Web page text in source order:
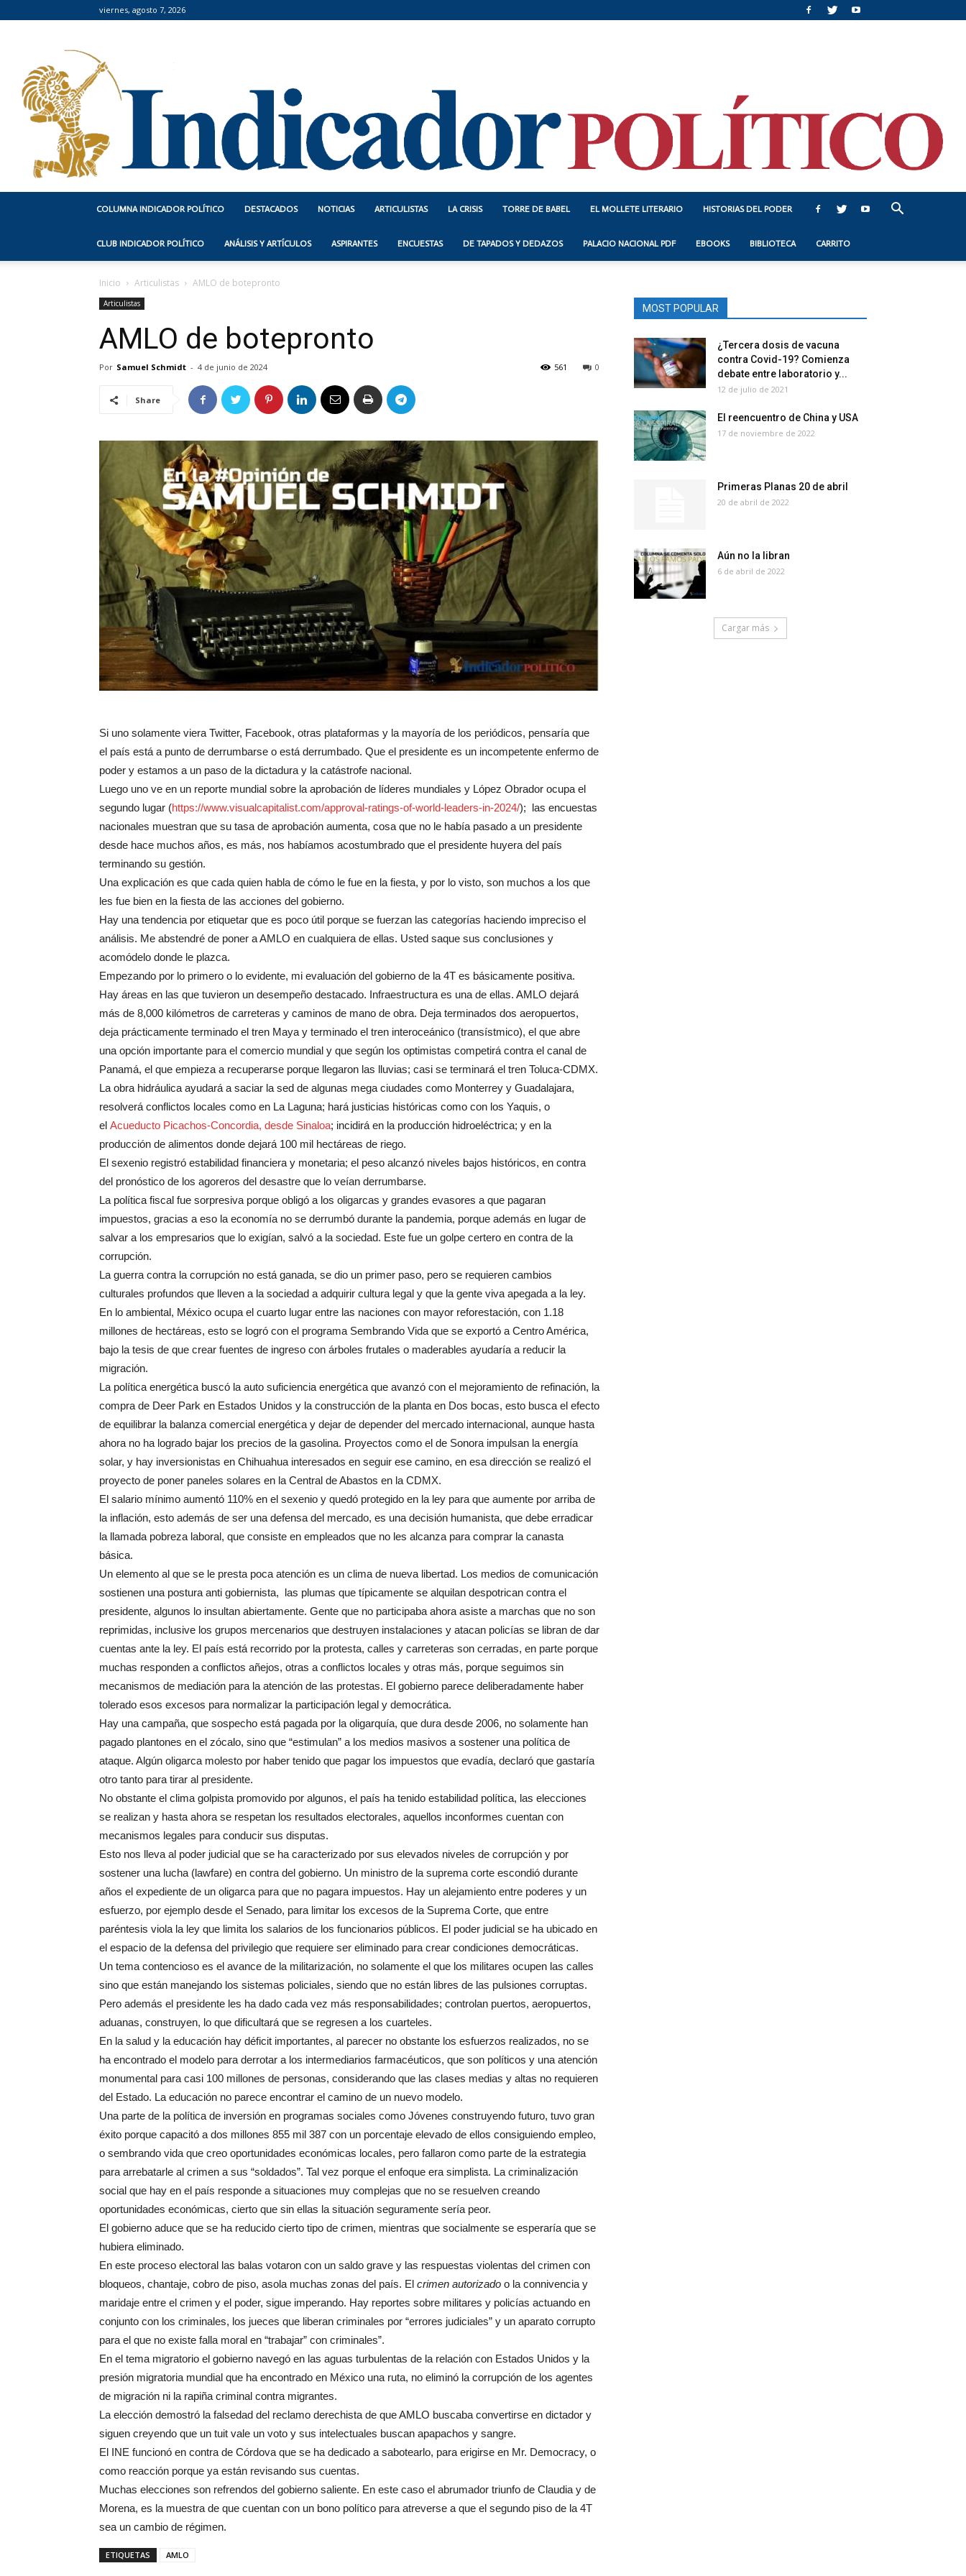
viernes, agosto 7, 2026
Indicador
COLUMNA INDICADOR POLÍTICO DESTACADOS NOTICIAS ARTICULISTAS LA CRISIS TORRE DE BABEL EL MOLLETE LITERARIO HISTORIAS DEL PODER
CLUB INDICADOR POLÍTICO ANÁLISIS Y ARTÍCULOS ASPIRANTES ENCUESTAS DE TAPADOS Y DEDAZOS PALACIO NACIONAL PDF EBOOKS BIBLIOTECA CARRITO
Inicio Articulistas AMLO de botepronto
Articulistas
AMLO de botepronto
Por Samuel Schmidt - 4 de junio de 2024 0
561
Share
Si uno solamente viera Twitter, Facebook, otras plataformas y la mayoría de los periódicos, pensaría que
el país está a punto de derrumbarse o está derrumbado. Que el presidente es un incompetente enfermo de
poder y estamos a un paso de la dictadura y la catástrofe nacional.
Luego uno ve en un reporte mundial sobre la aprobación de líderes mundiales y López Obrador ocupa el
segundo lugar (https://www.visualcapitalist.com/approval-ratings-of-world-leaders-in-2024/); las encuestas
nacionales muestran que su tasa de aprobación aumenta, cosa que no le había pasado a un presidente
desde hace muchos años, es más, nos habíamos acostumbrado que el presidente huyera del país
terminando su gestión.
Una explicación es que cada quien habla de cómo le fue en la fiesta, y por lo visto, son muchos a los que
les fue bien en la fiesta de las acciones del gobierno.
Hay una tendencia por etiquetar que es poco útil porque se fuerzan las categorías haciendo impreciso el
análisis. Me abstendré de poner a AMLO en cualquiera de ellas. Usted saque sus conclusiones y
acomódelo donde le plazca.
Empezando por lo primero o lo evidente, mi evaluación del gobierno de la 4T es básicamente positiva.
Hay áreas en las que tuvieron un desempeño destacado. Infraestructura es una de ellas. AMLO dejará
más de 8,000 kilómetros de carreteras y caminos de mano de obra. Deja terminados dos aeropuertos,
deja prácticamente terminado el tren Maya y terminado el tren interoceánico (transístmico), el que abre
una opción importante para el comercio mundial y que según los optimistas competirá contra el canal de
Panamá, el que empieza a recuperarse porque llegaron las lluvias; casi se terminará el tren Toluca-CDMX.
La obra hidráulica ayudará a saciar la sed de algunas mega ciudades como Monterrey y Guadalajara,
resolverá conflictos locales como en La Laguna; hará justicias históricas como con los Yaquis, o
el Acueducto Picachos-Concordia, desde Sinaloa; incidirá en la producción hidroeléctrica; y en la
producción de alimentos donde dejará 100 mil hectáreas de riego.
El sexenio registró estabilidad financiera y monetaria; el peso alcanzó niveles bajos históricos, en contra
del pronóstico de los agoreros del desastre que lo veían derrumbarse.
La política fiscal fue sorpresiva porque obligó a los oligarcas y grandes evasores a que pagaran
impuestos, gracias a eso la economía no se derrumbó durante la pandemia, porque además en lugar de
salvar a los empresarios que lo exigían, salvó a la sociedad. Este fue un golpe certero en contra de la
corrupción.
La guerra contra la corrupción no está ganada, se dio un primer paso, pero se requieren cambios
culturales profundos que lleven a la sociedad a adquirir cultura legal y que la gente viva apegada a la ley.
En lo ambiental, México ocupa el cuarto lugar entre las naciones con mayor reforestación, con 1.18
millones de hectáreas, esto se logró con el programa Sembrando Vida que se exportó a Centro América,
bajo la tesis de que crear fuentes de ingreso con árboles frutales o maderables ayudaría a reducir la
migración.
La política energética buscó la auto suficiencia energética que avanzó con el mejoramiento de refinación, la
compra de Deer Park en Estados Unidos y la construcción de la planta en Dos bocas, esto busca el efecto
de equilibrar la balanza comercial energética y dejar de depender del mercado internacional, aunque hasta
ahora no ha logrado bajar los precios de la gasolina. Proyectos como el de Sonora impulsan la energía
solar, y hay inversionistas en Chihuahua interesados en seguir ese camino, en esa dirección se realizó el
proyecto de poner paneles solares en la Central de Abastos en la CDMX.
El salario mínimo aumentó 110% en el sexenio y quedó protegido en la ley para que aumente por arriba de
la inflación, esto además de ser una defensa del mercado, es una decisión humanista, que debe erradicar
la llamada pobreza laboral, que consiste en empleados que no les alcanza para comprar la canasta
básica.
Un elemento al que se le presta poca atención es un clima de nueva libertad. Los medios de comunicación
sostienen una postura anti gobiernista, las plumas que típicamente se alquilan despotrican contra el
presidente, algunos lo insultan abiertamente. Gente que no participaba ahora asiste a marchas que no son
reprimidas, inclusive los grupos mercenarios que destruyen instalaciones y atacan policías se libran de dar
cuentas ante la ley. El país está recorrido por la protesta, calles y carreteras son cerradas, en parte porque
muchas responden a conflictos añejos, otras a conflictos locales y otras más, porque seguimos sin
mecanismos de mediación para la atención de las protestas. El gobierno parece deliberadamente haber
tolerado esos excesos para normalizar la participación legal y democrática.
Hay una campaña, que sospecho está pagada por la oligarquía, que dura desde 2006, no solamente han
pagado plantones en el zócalo, sino que “estimulan” a los medios masivos a sostener una política de
ataque. Algún oligarca molesto por haber tenido que pagar los impuestos que evadía, declaró que gastaría
otro tanto para tirar al presidente.
No obstante el clima golpista promovido por algunos, el país ha tenido estabilidad política, las elecciones
se realizan y hasta ahora se respetan los resultados electorales, aquellos inconformes cuentan con
mecanismos legales para conducir sus disputas.
Esto nos lleva al poder judicial que se ha caracterizado por sus elevados niveles de corrupción y por
sostener una lucha (lawfare) en contra del gobierno. Un ministro de la suprema corte escondió durante
años el expediente de un oligarca para que no pagara impuestos. Hay un alejamiento entre poderes y un
esfuerzo, por ejemplo desde el Senado, para limitar los excesos de la Suprema Corte, que entre
paréntesis viola la ley que limita los salarios de los funcionarios públicos. El poder judicial se ha ubicado en
el espacio de la defensa del privilegio que requiere ser eliminado para crear condiciones democráticas.
Un tema contencioso es el avance de la militarización, no solamente el que los militares ocupen las calles
sino que están manejando los sistemas policiales, siendo que no están libres de las pulsiones corruptas.
Pero además el presidente les ha dado cada vez más responsabilidades; controlan puertos, aeropuertos,
aduanas, construyen, lo que dificultará que se regresen a los cuarteles.
En la salud y la educación hay déficit importantes, al parecer no obstante los esfuerzos realizados, no se
ha encontrado el modelo para derrotar a los intermediarios farmacéuticos, que son políticos y una atención
monumental para casi 100 millones de personas, considerando que las clases medias y altas no requieren
del Estado. La educación no parece encontrar el camino de un nuevo modelo.
Una parte de la política de inversión en programas sociales como Jóvenes construyendo futuro, tuvo gran
éxito porque capacitó a dos millones 855 mil 387 con un porcentaje elevado de ellos consiguiendo empleo,
o sembrando vida que creo oportunidades económicas locales, pero fallaron como parte de la estrategia
para arrebatarle al crimen a sus “soldados”. Tal vez porque el enfoque era simplista. La criminalización
social que hay en el país responde a situaciones muy complejas que no se resuelven creando
oportunidades económicas, cierto que sin ellas la situación seguramente sería peor.
El gobierno aduce que se ha reducido cierto tipo de crimen, mientras que socialmente se esperaría que se
hubiera eliminado.
En este proceso electoral las balas votaron con un saldo grave y las respuestas violentas del crimen con
bloqueos, chantaje, cobro de piso, asola muchas zonas del país. El crimen autorizado o la connivencia y
maridaje entre el crimen y el poder, sigue imperando. Hay reportes sobre militares y policías actuando en
conjunto con los criminales, los jueces que liberan criminales por “errores judiciales” y un aparato corrupto
para el que no existe falla moral en “trabajar” con criminales”.
En el tema migratorio el gobierno navegó en las aguas turbulentas de la relación con Estados Unidos y la
presión migratoria mundial que ha encontrado en México una ruta, no eliminó la corrupción de los agentes
de migración ni la rapiña criminal contra migrantes.
La elección demostró la falsedad del reclamo derechista de que AMLO buscaba convertirse en dictador y
siguen creyendo que un tuit vale un voto y sus intelectuales buscan apapachos y sangre.
El INE funcionó en contra de Córdova que se ha dedicado a sabotearlo, para erigirse en Mr. Democracy, o
como reacción porque ya están revisando sus cuentas.
Muchas elecciones son refrendos del gobierno saliente. En este caso el abrumador triunfo de Claudia y de
Morena, es la muestra de que cuentan con un bono político para atreverse a que el segundo piso de la 4T
sea un cambio de régimen.
ETIQUETAS AMLO
MOST POPULAR
¿Tercera dosis de vacuna
contra Covid-19? Comienza
debate entre laboratorio y...
12 de julio de 2021
El reencuentro de China y USA
17 de noviembre de 2022
Primeras Planas 20 de abril
20 de abril de 2022
Aún no la libran
6 de abril de 2022
Cargar más